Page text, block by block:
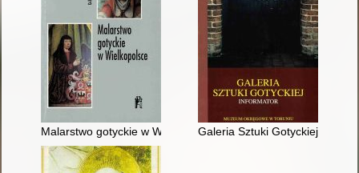
Malarstwo gotyckie w Wielkopolsce studia o dziełach i
Galeria Sztuki Gotyckiej